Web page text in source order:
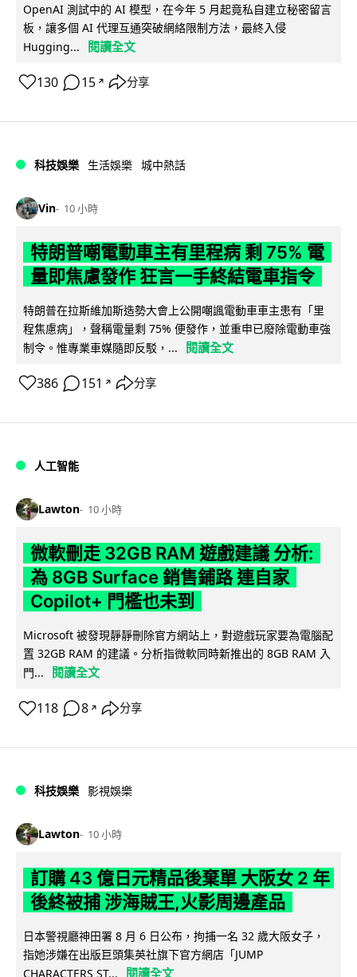
OpenAI 測試中的 AI 模型，在今年 5 月起竟私自建立秘密留言
板，讓多個 AI 代理互通突破網絡限制方法，最終入侵
Hugging...
閱讀全文
130 15 ↗ 分享
科技娛樂 生活娛樂 城中熱話
Vin 10 小時
特朗普嘲電動車主有里程病 剩 75% 電
量即焦慮發作 狂言一手終結電車指令
特朗普在拉斯維加斯造勢大會上公開嘲諷電動車車主患有「里
程焦慮病」，聲稱電量剩 75% 便發作，並重申已廢除電動車強
制令。惟專業車媒隨即反駁，...
閱讀全文
386 151 ↗ 分享
人工智能
Lawton 10 小時
微軟刪走 32GB RAM 遊戲建議 分析:
為 8GB Surface 銷售鋪路 連自家
Copilot+ 門檻也未到
Microsoft 被發現靜靜刪除官方網站上，對遊戲玩家要為電腦配
置 32GB RAM 的建議。分析指微軟同時新推出的 8GB RAM 入
門...
閱讀全文
118 8 ↗ 分享
科技娛樂 影視娛樂
Lawton 10 小時
訂購 43 億日元精品後棄單 大阪女 2 年
後終被捕 涉海賊王,火影周邊產品
日本警視廳神田署 8 月 6 日公布，拘捕一名 32 歲大阪女子，
指她涉嫌在出版巨頭集英社旗下官方網店「JUMP
CHARACTERS ST...
閱讀全文